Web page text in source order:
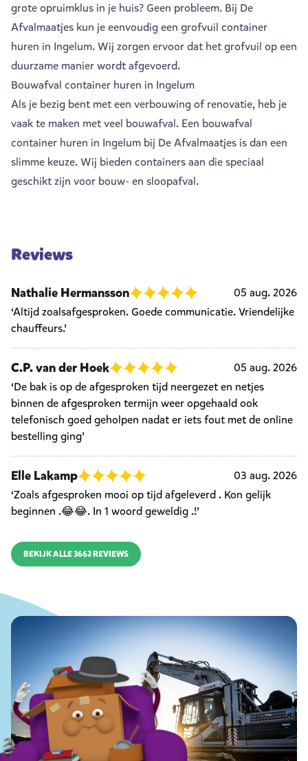
grote opruimklus in je huis? Geen probleem. Bij De
Afvalmaatjes kun je eenvoudig een grofvuil container
huren in Ingelum. Wij zorgen ervoor dat het grofvuil op een
duurzame manier wordt afgevoerd.
Bouwafval container huren in Ingelum
Als je bezig bent met een verbouwing of renovatie, heb je
vaak te maken met veel bouwafval. Een bouwafval
container huren in Ingelum bij De Afvalmaatjes is dan een
slimme keuze. Wij bieden containers aan die speciaal
geschikt zijn voor bouw- en sloopafval.
Reviews
Nathalie Hermansson
05 aug. 2026
‘Altijd zoalsafgesproken. Goede communicatie. Vriendelijke
chauffeurs.’
C.P. van der Hoek
05 aug. 2026
‘De bak is op de afgesproken tijd neergezet en netjes
binnen de afgesproken termijn weer opgehaald ook
telefonisch goed geholpen nadat er iets fout met de online
bestelling ging’
Elle Lakamp
03 aug. 2026
‘Zoals afgesproken mooi op tijd afgeleverd . Kon gelijk
beginnen .😂😂. In 1 woord geweldig .!’
BEKIJK ALLE 3662 REVIEWS